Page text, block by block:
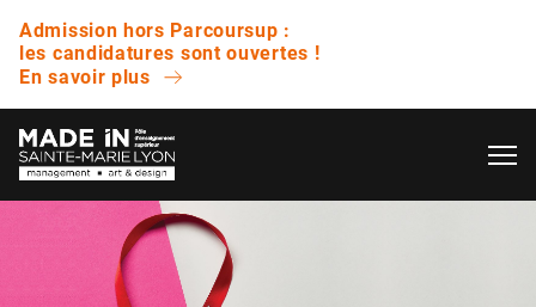
Admission hors Parcoursup :
les candidatures sont ouvertes !
En savoir plus
QUESTIONS FRÉQUENTES